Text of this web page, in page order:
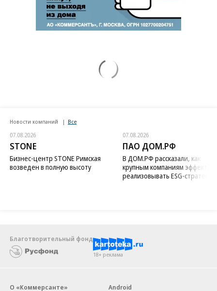
Новости компаний Все
07.08.2026
STONE
Бизнес-центр STONE Римская
возведен в полную высоту
07.08.2026
ПАО ДОМ.РФ
В ДОМ.РФ рассказали, как
крупным компаниям
реализовывать ESG-стратегию
Благотворительный фонд
18+ реклама
О «Коммерсанте»
Android